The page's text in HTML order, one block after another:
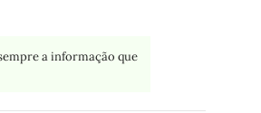
a informação que